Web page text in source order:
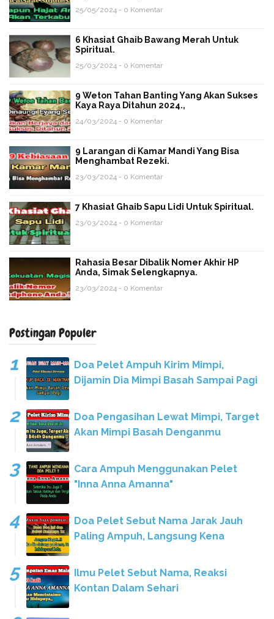
25/05/2024 - 0 Komentar
6 Khasiat Ghaib Bawang Merah Untuk
Spiritual.
25/03/2024 - 0 Komentar
9 Weton Tahan Banting Yang Akan Sukses
Kaya Raya Ditahun 2024.,
24/03/2024 - 0 Komentar
9 Larangan di Kamar Mandi Yang Bisa
Menghambat Rezeki.
23/03/2024 - 0 Komentar
7 Khasiat Ghaib Sapu Lidi Untuk Spiritual.
23/03/2024 - 0 Komentar
Rahasia Besar Dibalik Nomer Akhir HP
Anda, Simak Selengkapnya.
23/03/2024 - 0 Komentar
Postingan Populer
Doa Pelet Ampuh Kirim Mimpi,
Dijamin Dia Mimpi Basah Sampai Pagi
Doa Pengasihan Lewat Mimpi, Target
Akan Mimpi Basah Denganmu
Cara Ampuh Menggunakan Pelet
"Inna Anna Amanna"
Doa Pelet Sebut Nama Jarak Jauh
Paling Ampuh, Langsung Kena
Ilmu Pelet Sebut Nama, Reaksi
Kontan Dalam Sehari